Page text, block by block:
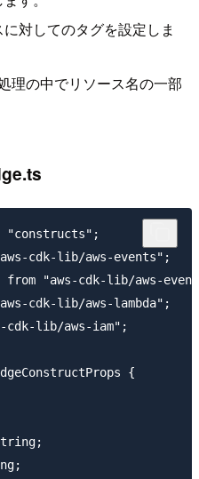
対してのタグを設定しま
理の中でリソース名の一部
"constructs";
cdk-lib/aws-events";
from "aws-cdk-lib/aws-
cdk-lib/aws-lambda";
cdk-lib/aws-iam";
{